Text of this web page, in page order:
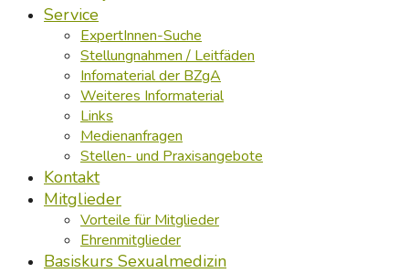
Service
ExpertInnen-Suche
Stellungnahmen / Leitfäden
Infomaterial der BZgA
Weiteres Informaterial
Links
Medienanfragen
Stellen- und Praxisangebote
Kontakt
Mitglieder
Vorteile für Mitglieder
Ehrenmitglieder
Basiskurs Sexualmedizin